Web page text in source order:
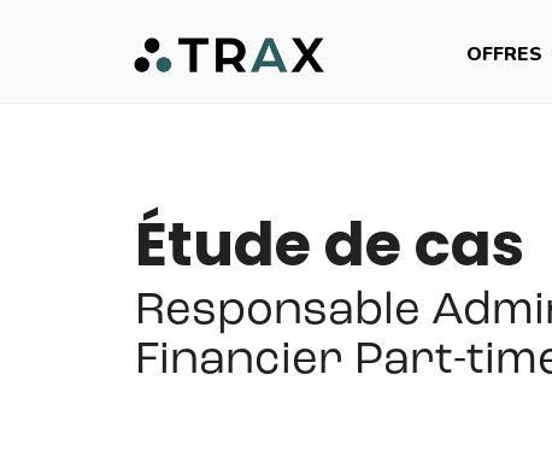
OFFRES
Étude de cas
Responsable
Financier Part-